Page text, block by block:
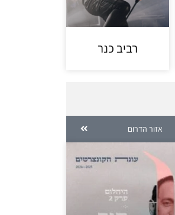
רביב כנר
אזור הדרום